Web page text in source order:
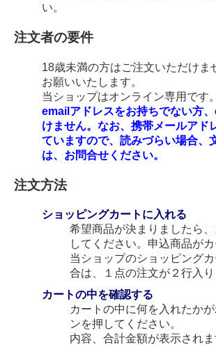
い。
注文者の要件
18歳未満の方はご注文いただけ
お願いいたします。
当ショップはオンライン専用です
emailアドレスをお持ちでない方
けません。なお、携帯メールアド
ていますので、読みづらい場合、
は、お問合せください。
注文方法
ショッピングカートに入れる
希望商品が決まりましたら
してください。申込商品が
当ショップのショッピング
合は、１点の注文が２行入
カートの中を確認する
カートの中に何を入れたか
ンを押してください。
内容、合計金額が表示され